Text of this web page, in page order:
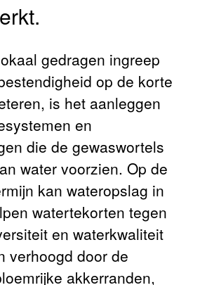
gedragen ingreep
op de korte
is het aanleggen
en
die de gewaswortels
water voorzien. Op de
kan wateropslag in
watertekorten tegen
en waterkwaliteit
verhoogd door de
akkerranden,